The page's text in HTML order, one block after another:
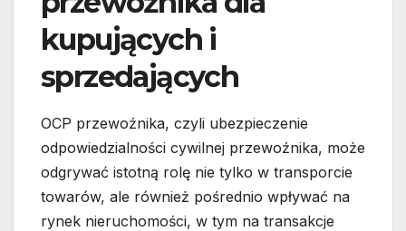
kupujących i
sprzedających
OCP przewoźnika, czyli ubezpieczenie
odpowiedzialności cywilnej przewoźnika, może
odgrywać istotną rolę nie tylko w transporcie
towarów, ale również pośrednio wpływać na
rynek nieruchomości, w tym na transakcje